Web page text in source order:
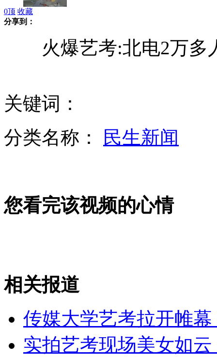
美国小学奇葩题：丈夫不忠怎么办
内地游客赴港旅游被珠宝店“软禁”
南航一航班起飞后引擎“脱皮”
女孩北京地铁殴打老人 痛下狠手拳打脚踢
无痛分娩是否安全 医生回应
0顶 收藏
分享到：
火爆艺考:北电2万多
关键词：
分类名称：
民生新闻
您看完该视频的心情
相关报道
传媒大学艺考拉开帷
实拍艺考现场美女如